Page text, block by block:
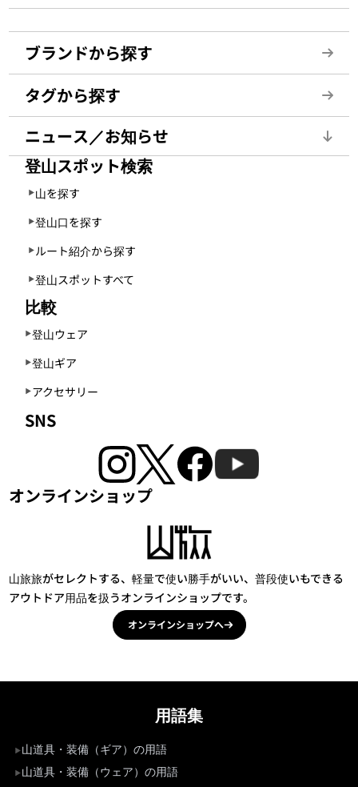
ブランドから探す
タグから探す
ニュース／お知らせ
登山スポット検索
山を探す
登山口を探す
ルート紹介から探す
登山スポットすべて
比較
登山ウェア
登山ギア
アクセサリー
SNS
オンラインショップ
山旅旅がセレクトする、軽量で使い勝手がいい、普段使いもできる
アウトドア用品を扱うオンラインショップです。
オンラインショップへ
用語集
山道具・装備（ギア）の用語
山道具・装備（ウェア）の用語